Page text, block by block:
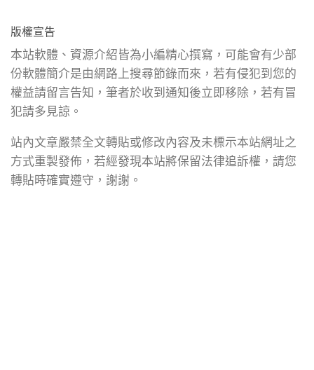
版權宣告
本站軟體、資源介紹皆為小編精心撰寫，可能會有少部
份軟體簡介是由網路上搜尋節錄而來，若有侵犯到您的
權益請留言告知，筆者於收到通知後立即移除，若有冒
犯請多見諒。
站內文章嚴禁全文轉貼或修改內容及未標示本站網址之
方式重製發佈，若經發現本站將保留法律追訴權，請您
轉貼時確實遵守，謝謝。